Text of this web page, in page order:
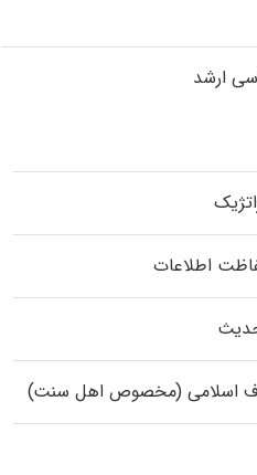
ارشد
اطلاعات
اسلامی (مخصوص اهل سنت)